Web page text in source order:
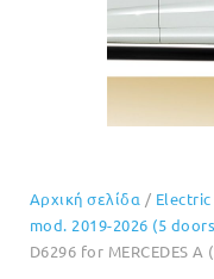
Αρχική σελίδα /
mod. 2019-2026 (5
D6296 for MERCEDES